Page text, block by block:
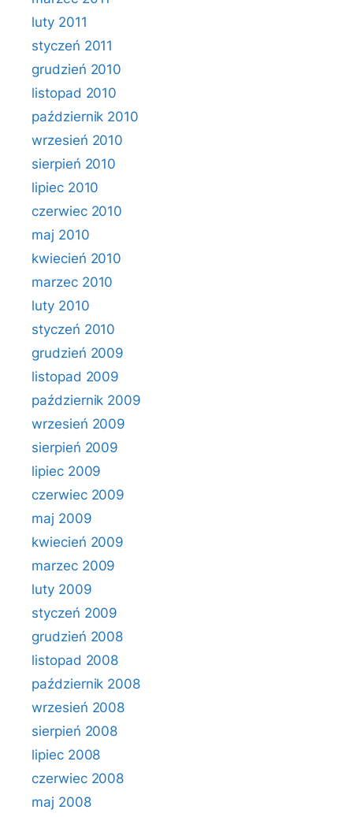
luty 2011
styczeń 2011
grudzień 2010
listopad 2010
październik 2010
wrzesień 2010
sierpień 2010
lipiec 2010
czerwiec 2010
maj 2010
kwiecień 2010
marzec 2010
luty 2010
styczeń 2010
grudzień 2009
listopad 2009
październik 2009
wrzesień 2009
sierpień 2009
lipiec 2009
czerwiec 2009
maj 2009
kwiecień 2009
marzec 2009
luty 2009
styczeń 2009
grudzień 2008
listopad 2008
październik 2008
wrzesień 2008
sierpień 2008
lipiec 2008
czerwiec 2008
maj 2008